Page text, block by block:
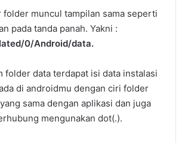
folder muncul tampilan sama seperti
pada tanda panah. Yakni :
0/Android/data.
folder data terdapat isi data instalasi
di androidmu dengan ciri folder
sama dengan aplikasi dan juga
mengunakan dot(.).